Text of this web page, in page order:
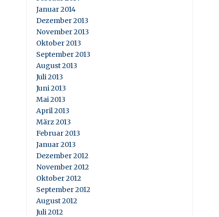
Januar 2014
Dezember 2013
November 2013
Oktober 2013
September 2013
August 2013
Juli 2013
Juni 2013
Mai 2013
April 2013
März 2013
Februar 2013
Januar 2013
Dezember 2012
November 2012
Oktober 2012
September 2012
August 2012
Juli 2012